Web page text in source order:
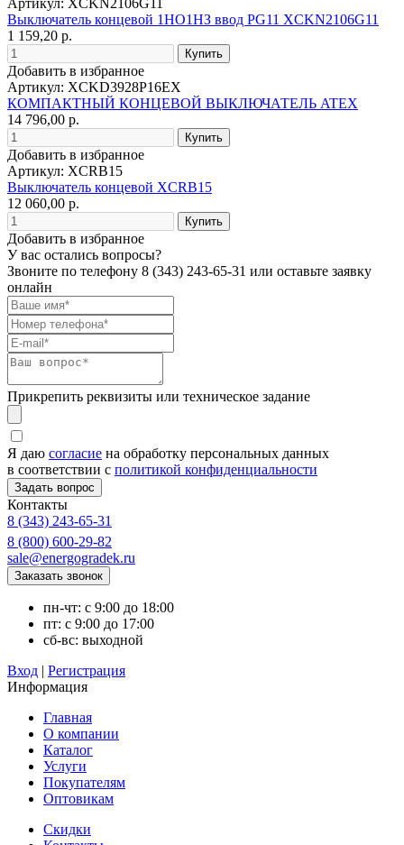
Выключатель концевой 1НО1НЗ ввод PG11 XCKN2106G11
1 159,20 р.
Добавить в избранное
Артикул: XCKD3928P16EX
КОМПАКТНЫЙ КОНЦЕВОЙ ВЫКЛЮЧАТЕЛЬ ATEX
14 796,00 р.
Добавить в избранное
Артикул: XCRB15
Выключатель концевой XCRB15
12 060,00 р.
Добавить в избранное
У вас остались вопросы?
Звоните по телефону 8 (343) 243-65-31 или оставьте заявку
онлайн
Прикрепить реквизиты или техническое задание
Я даю согласие на обработку персональных данных
в соответствии с политикой конфиденциальности
Контакты
8 (343) 243-65-31
8 (800) 600-29-82
sale@energogradek.ru
пн-чт: с 9:00 до 18:00
пт: с 9:00 до 17:00
сб-вс: выходной
Вход | Регистрация
Информация
Главная
О компании
Каталог
Услуги
Покупателям
Оптовикам
Скидки